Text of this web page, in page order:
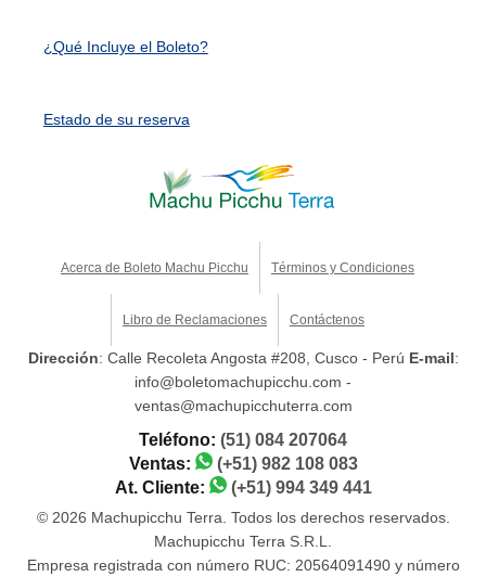
¿Qué Incluye el Boleto?
Estado de su reserva
Acerca de Boleto Machu Picchu Términos y Condiciones
Libro de Reclamaciones Contáctenos
Dirección: Calle Recoleta Angosta #208, Cusco - Perú E-mail:
info@boletomachupicchu.com -
ventas@machupicchuterra.com
Teléfono: (51) 084 207064
Ventas:
(+51) 982 108 083
At. Cliente:
(+51) 994 349 441
© 2026 Machupicchu Terra. Todos los derechos reservados.
Machupicchu Terra S.R.L.
Empresa registrada con número RUC: 20564091490 y número